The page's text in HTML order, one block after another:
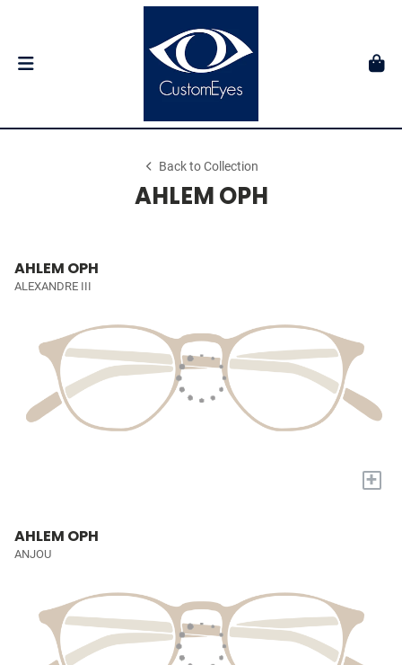
Back to Collection
AHLEM OPH
AHLEM OPH
ALEXANDRE III
+
AHLEM OPH
ANJOU